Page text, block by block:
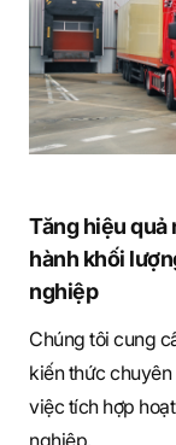
q
r
Tăng hiệu
hành khối
nghiệp
Chúng tôi cung
kiến thức
việc tích hợp
nghiệp.